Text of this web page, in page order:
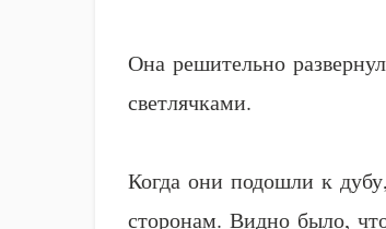
Она решительно
светлячками.
Когда они подошли к
сторонам. Видно было,